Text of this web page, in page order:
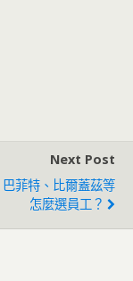
Next Post
菲特、比爾蓋茲等
怎麼選員工？